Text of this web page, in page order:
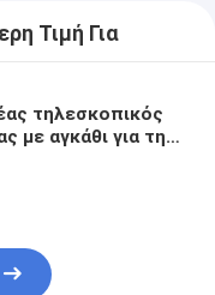
Τιμή Για
τηλεσκοπικός
με αγκάθι για την